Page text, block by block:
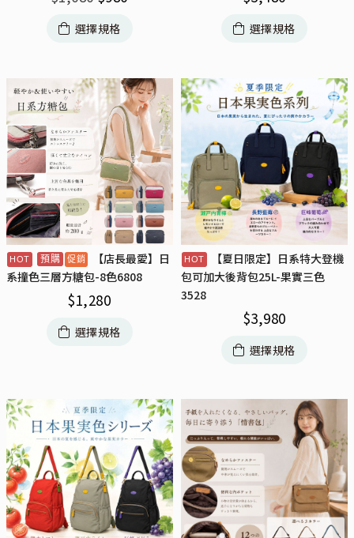
選擇規格 選擇規格
預購
【店長最愛】日
系撞色三層方糖包-8色6808
$1,280
選擇規格
【夏日限定】日系特大登機
包可加大後背包25L-果實三色
3528
$3,980
選擇規格